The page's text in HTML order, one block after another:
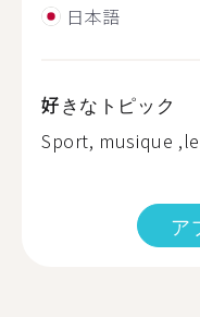
日本語
好きなトピック
Sport, musique
ア